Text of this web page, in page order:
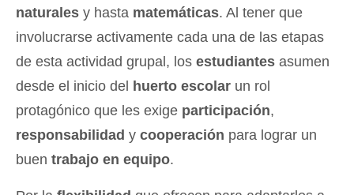
naturales y hasta matemáticas. Al tener que
involucrarse activamente cada una de las etapas
de esta actividad grupal, los estudiantes asumen
desde el inicio del huerto escolar un rol
protagónico que les exige participación,
responsabilidad y cooperación para lograr un
buen trabajo en equipo.